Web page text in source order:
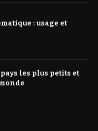
: usage et
les plus petits et